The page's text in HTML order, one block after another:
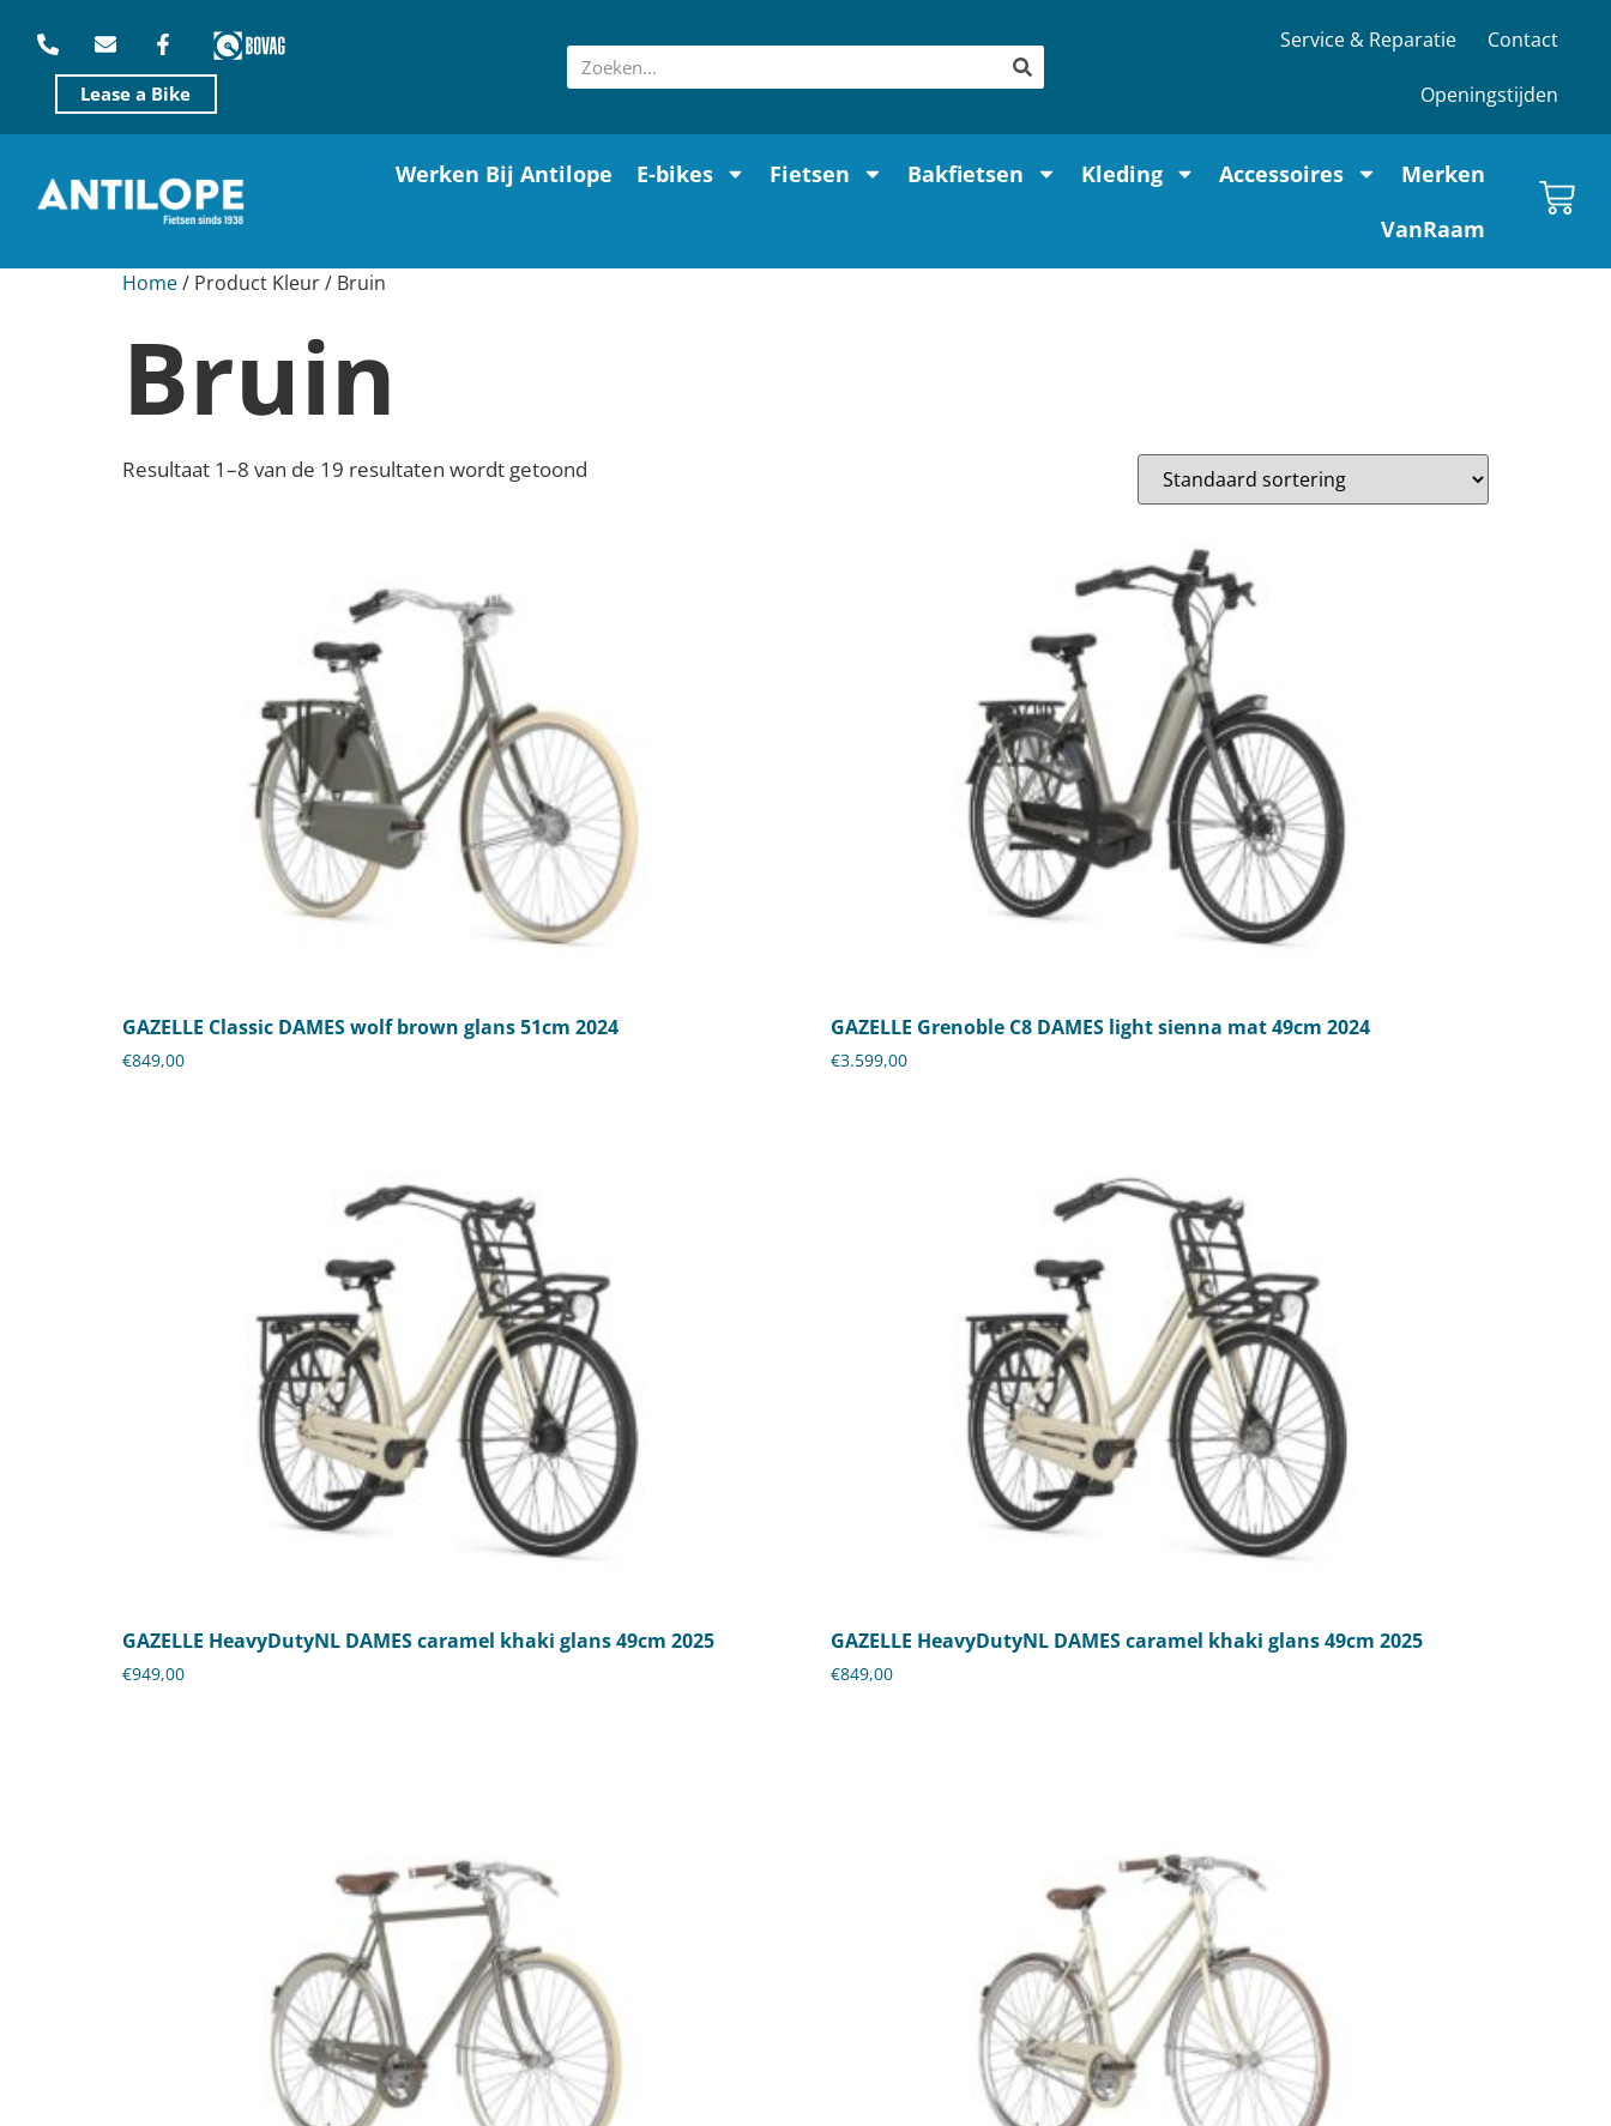
Lease a Bike
Service & Reparatie Contact
Openingstijden
Werken Bij Antilope E-bikes Fietsen Bakfietsen Kleding Accessoires
Merken
VanRaam
Home/ Product Kleur / Bruin
Bruin
Resultaat 1–8 van de 19 resultaten wordt getoond
GAZELLE Classic DAMES wolf brown glans 51cm 2024
€849,00
GAZELLE Grenoble C8 DAMES light sienna mat 49cm 2024
€3.599,00
GAZELLE HeavyDutyNL DAMES caramel khaki glans 49cm 2025
€949,00
GAZELLE HeavyDutyNL DAMES caramel khaki glans 49cm 2025
€849,00